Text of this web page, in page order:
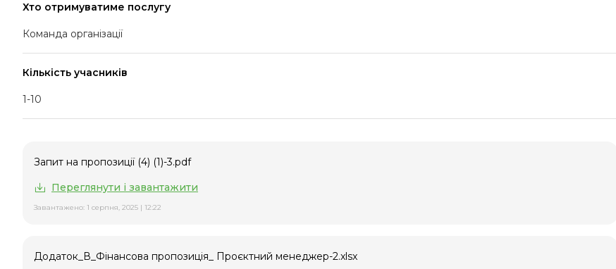
Хто отримуватиме послугу
Команда організації
Кількість учасників
1-10
Запит на пропозиції (4) (1)-3.pdf
Переглянути і завантажити
Завантажено: 1 серпня, 2025 | 12:22
Додаток_В_Фінансова пропозиція_ Проєктний менеджер-2.xlsx